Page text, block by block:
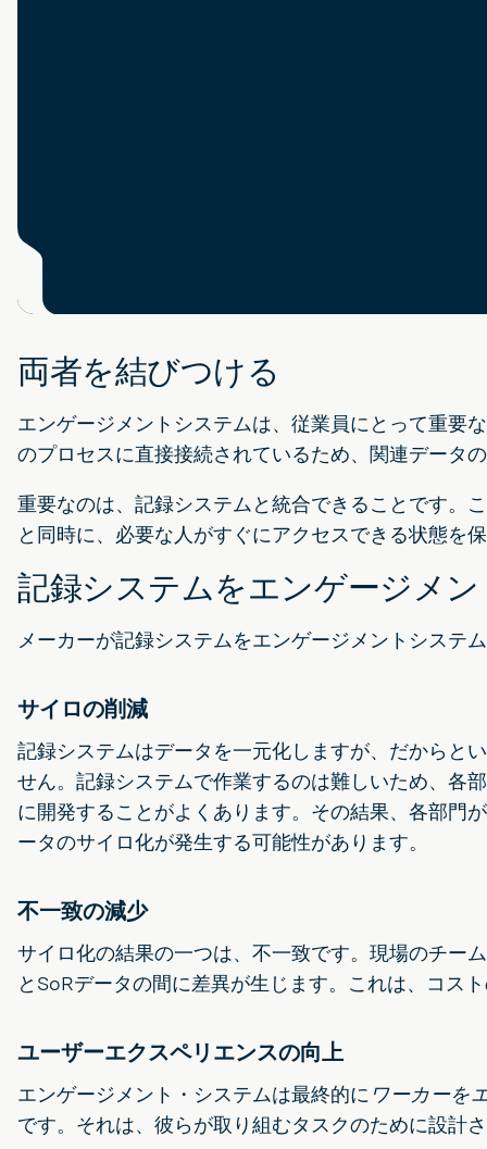
両者を結びつける
エンゲージメントシステムは、従業員にとって重要
のプロセスに直接接続されているため、関連データ
重要なのは、記録システムと統合できることです。
と同時に、必要な人がすぐにアクセスできる状態を
記録システムをエンゲージメ
メーカーが記録システムをエンゲージメントシステ
サイロの削減
記録システムはデータを一元化しますが、だからと
せん。記録システムで作業するのは難しいため、各
に開発することがよくあります。その結果、各部門
ータのサイロ化が発生する可能性があります。
不一致の減少
サイロ化の結果の一つは、不一致です。現場のチー
とSoRデータの間に差異が生じます。これは、コス
ユーザーエクスペリエンスの向上
エンゲージメント・システムは最終的に ワーカーを
です。それは、彼らが取り組むタスクのために設計